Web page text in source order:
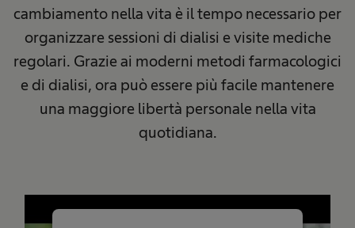
cambiamento nella vita è il tempo necessario per
organizzare sessioni di dialisi e visite mediche
regolari. Grazie ai moderni metodi farmacologici
e di dialisi, ora può essere più facile mantenere
una maggiore libertà personale nella vita
quotidiana.